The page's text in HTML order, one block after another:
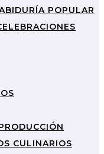
POPULAR
CULINARIOS